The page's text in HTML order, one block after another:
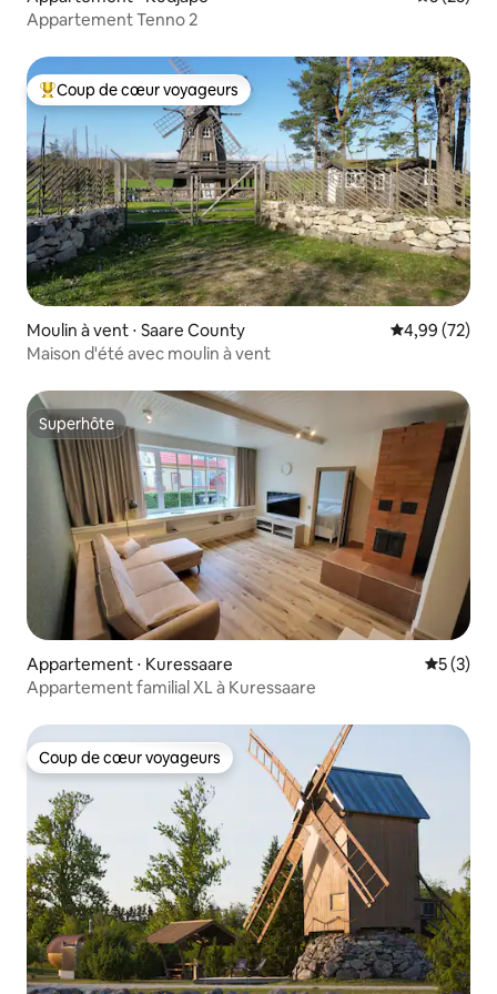
Appartement Tenno 2
Coups de cœur voyageurs les plus appréciés
Coup de cœur voyageurs
Moulin à vent ⋅ Saare County Évaluation
4,99 (72)
Maison d'été avec moulin à vent
Superhôte
Superhôte
Appartement ⋅ Kuressaare
5 (3)
Appartement familial XL à Kuressaare
Coup de cœur voyageurs
Coup de cœur voyageurs